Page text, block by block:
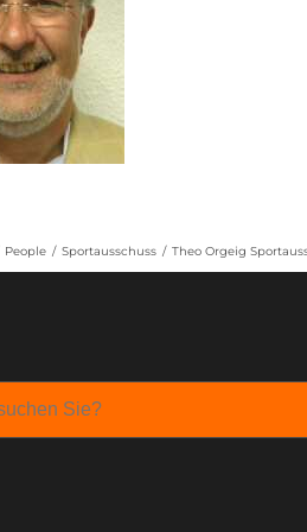
People / Sportausschuss / Theo Orgeig